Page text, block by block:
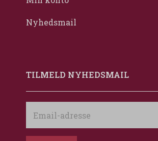
Nyhedsmail
TILMELD NYHEDSMAIL
adresse